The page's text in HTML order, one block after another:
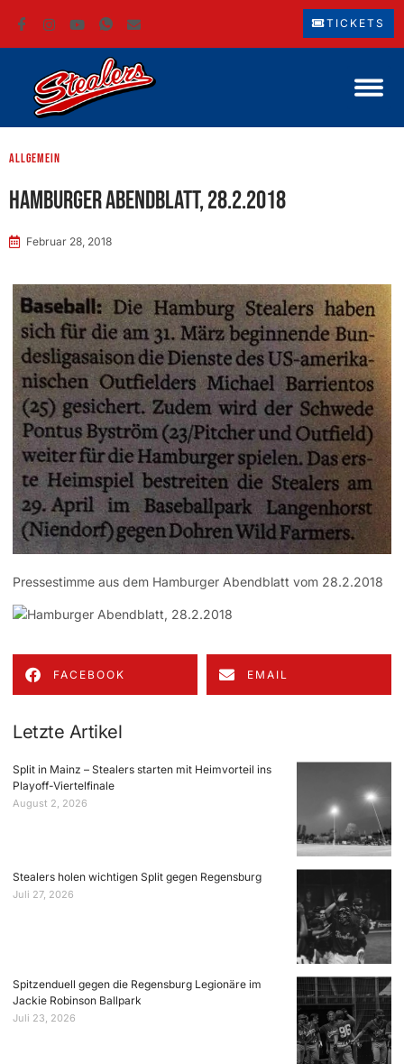
TICKETS
Allgemein
Hamburger Abendblatt, 28.2.2018
Februar 28, 2018
Pressestimme aus dem Hamburger Abendblatt vom 28.2.2018
FACEBOOK EMAIL
Letzte Artikel
Split in Mainz – Stealers starten mit Heimvorteil ins
Playoff-Viertelfinale
August 2, 2026
Stealers holen wichtigen Split gegen Regensburg
Juli 27, 2026
Spitzenduell gegen die Regensburg Legionäre im
Jackie Robinson Ballpark
Juli 23, 2026